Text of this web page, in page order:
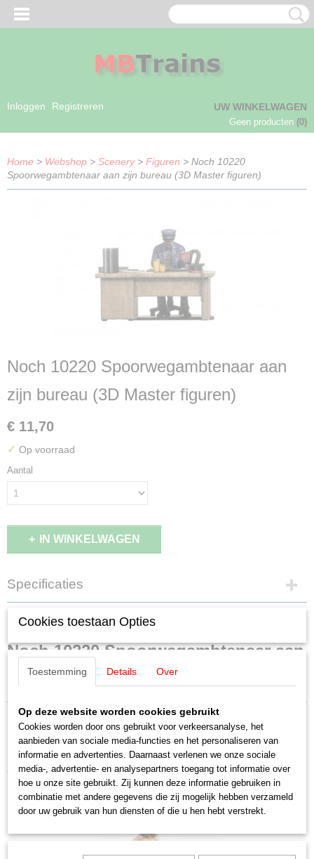
Inloggen Registreren UW WINKELWAGEN
Geen producten (0)
Home > Webshop > Scenery> Figuren > Noch 10220
Spoorwegambtenaar aan zijn bureau (3D Master figuren)
Noch 10220 Spoorwegambtenaar aan
zijn bureau (3D Master figuren)
€ 11,70
✓ Op voorraad
Aantal
IN WINKELWAGEN
Specificaties
4007246102204
Productcode leverancier
10220
Schaal
H0 (1:87)
Nieuw
Omschrijving
Noch 10220 Spoorwegambtenaar aan
zijn bureau (3D Master figuren)
Ook interessant
Cookies toestaan Opties
Toestemming Details Over
Op deze website worden cookies gebruikt
Cookies worden door ons gebruikt voor verkeersanalyse, het
aanbieden van sociale media-functies en het personaliseren van
informatie en advertenties. Daarnaast verlenen we onze sociale
media-, advertentie- en analysepartners toegang tot informatie over
hoe u onze site gebruikt. Zij kunnen deze informatie gebruiken in
combinatie met andere gegevens die zij mogelijk hebben verzameld
door uw gebruik van hun diensten of die u hen hebt verstrekt.